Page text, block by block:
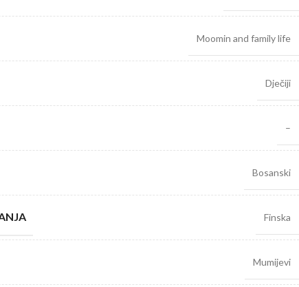
Moomin and family life
Dječiji
–
Bosanski
Finska
Mumijevi